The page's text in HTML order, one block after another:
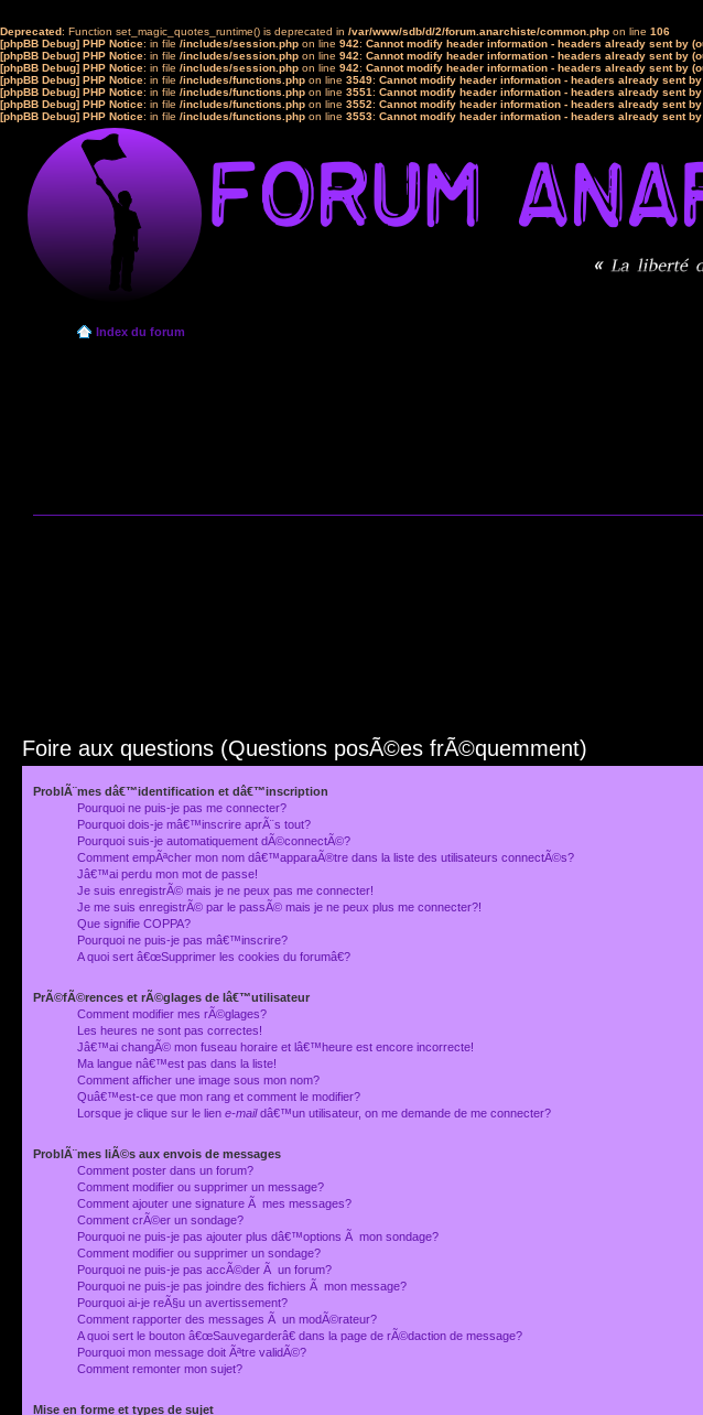
Deprecated: Function set_magic_quotes_runtime() is deprecated in /var/www/sdb/d/2/forum.anarchiste/common.php on line 106
[phpBB Debug] PHP Notice: in file /includes/session.php on line 942: Cannot modify header information - headers already sent by
[phpBB Debug] PHP Notice: in file /includes/session.php on line 942: Cannot modify header information - headers already sent by
[phpBB Debug] PHP Notice: in file /includes/session.php on line 942: Cannot modify header information - headers already sent by
[phpBB Debug] PHP Notice: in file /includes/functions.php on line 3549: Cannot modify header information - headers already sent
[phpBB Debug] PHP Notice: in file /includes/functions.php on line 3551: Cannot modify header information - headers already sent
[phpBB Debug] PHP Notice: in file /includes/functions.php on line 3552: Cannot modify header information - headers already sent
[phpBB Debug] PHP Notice: in file /includes/functions.php on line 3553: Cannot modify header information - headers already sent
Index du forum
Foire aux questions (Questions posÃ©es frÃ©quemment)
ProblÃ¨mes dâ€™identification et dâ€™inscription
Pourquoi ne puis-je pas me connecter?
Pourquoi dois-je mâ€™inscrire aprÃ¨s tout?
Pourquoi suis-je automatiquement dÃ©connectÃ©?
Comment empÃªcher mon nom dâ€™apparaÃ®tre dans la liste des utilisateurs connectÃ©s?
Jâ€™ai perdu mon mot de passe!
Je suis enregistrÃ© mais je ne peux pas me connecter!
Je me suis enregistrÃ© par le passÃ© mais je ne peux plus me connecter?!
Que signifie COPPA?
Pourquoi ne puis-je pas mâ€™inscrire?
A quoi sert â€œSupprimer les cookies du forumâ€?
PrÃ©fÃ©rences et rÃ©glages de lâ€™utilisateur
Comment modifier mes rÃ©glages?
Les heures ne sont pas correctes!
Jâ€™ai changÃ© mon fuseau horaire et lâ€™heure est encore incorrecte!
Ma langue nâ€™est pas dans la liste!
Comment afficher une image sous mon nom?
Quâ€™est-ce que mon rang et comment le modifier?
Lorsque je clique sur le lien e-maildâ€™un utilisateur, on me demande de me connecter?
ProblÃ¨mes liÃ©s aux envois de messages
Comment poster dans un forum?
Comment modifier ou supprimer un message?
Comment ajouter une signature Ã mes messages?
Comment crÃ©er un sondage?
Pourquoi ne puis-je pas ajouter plus dâ€™options Ã mon sondage?
Comment modifier ou supprimer un sondage?
Pourquoi ne puis-je pas accÃ©der Ã un forum?
Pourquoi ne puis-je pas joindre des fichiers Ã mon message?
Pourquoi ai-je reÃ§u un avertissement?
Comment rapporter des messages Ã un modÃ©rateur?
A quoi sert le bouton â€œSauvegarderâ€ dans la page de rÃ©daction de message?
Pourquoi mon message doit Ãªtre validÃ©?
Comment remonter mon sujet?
Mise en forme et types de sujet